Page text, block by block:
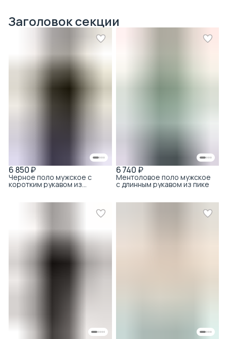
Заголовок секции
6 850 ₽
Черное поло мужское с
коротким рукавом из
тенсела с хлопком
6 740 ₽
Ментоловое поло мужское
с длинным рукавом из пике